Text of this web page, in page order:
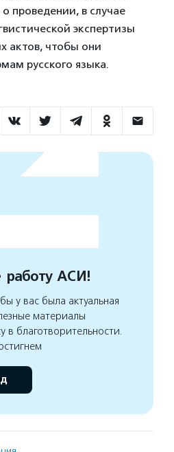
проведении, в случае
экспертизы
актов, чтобы они
русского языка.
АСИ!
у вас была актуальная
материалы
в благотворительности.